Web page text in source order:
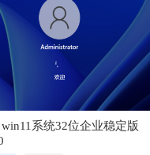
系统32位企业稳定版